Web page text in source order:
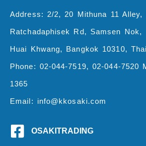
Address: 2/2, 20 Mithuna 11 Alley,
Ratchadaphisek Rd, Samsen Nok,
Huai Khwang, Bangkok 10310,
Phone: 02-044-7519, 02-044-7520
1365
Email: info@kkosaki.com
OSAKITRADING